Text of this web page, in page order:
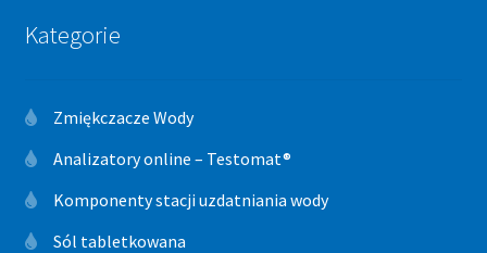
Kategorie
Zmiękczacze Wody
Analizatory online – Testomat®
Komponenty stacji uzdatniania wody
Sól tabletkowana